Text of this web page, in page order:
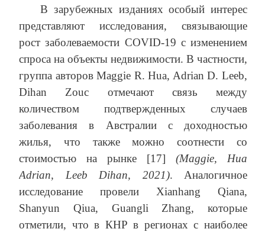
В зарубежных изданиях особый интерес
представляют исследования, связывающие
рост заболеваемости COVID-19 с изменением
спроса на объекты недвижимости. В частности,
группа авторов Maggie R. Hua, Adrian D. Leeb,
Dihan Zouc отмечают связь между
количеством подтвержденных случаев
заболевания в Австралии с доходностью
жилья, что также можно соотнести со
стоимостью на рынке [17] (Maggie, Hua
Adrian, Leeb Dihan, 2021). Аналогичное
исследование провели Xianhang Qiana,
Shanyun Qiua, Guangli Zhang, которые
отметили, что в КНР в регионах с наиболее